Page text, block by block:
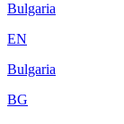
Bulgaria
EN
Bulgaria
BG